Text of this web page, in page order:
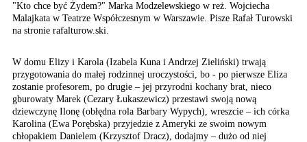
"Kto chce być Żydem?" Marka Modzelewskiego w reż. Wojciecha
Malajkata w Teatrze Współczesnym w Warszawie. Pisze Rafał Turowski
na stronie rafalturow.ski.
W domu Elizy i Karola (Izabela Kuna i Andrzej Zieliński) trwają
przygotowania do małej rodzinnej uroczystości, bo - po pierwsze Eliza
zostanie profesorem, po drugie – jej przyrodni kochany brat, nieco
gburowaty Marek (Cezary Łukaszewicz) przestawi swoją nową
dziewczynę Ilonę (obłędna rola Barbary Wypych), wreszcie – ich córka
Karolina (Ewa Porębska) przyjedzie z Ameryki ze swoim nowym
chłopakiem Danielem (Krzysztof Dracz), dodajmy – dużo od niej